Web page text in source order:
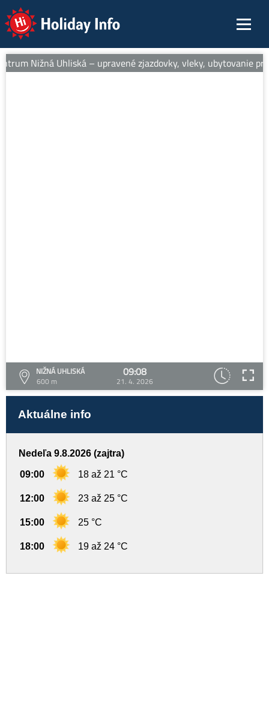
Holiday Info
Nižná Uhliská – upravené zjazdovky, vleky, ubytovanie
NIŽNÁ UHLISKÁ
600 m
09:08
21. 4. 2026
Aktuálne info
Nedeľa 9.8.2026 (zajtra)
09:00 18 až 21 °C
12:00 23 až 25 °C
15:00 25 °C
18:00 19 až 24 °C